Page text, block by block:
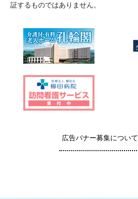
証するものではありません。
広告バナー募集について